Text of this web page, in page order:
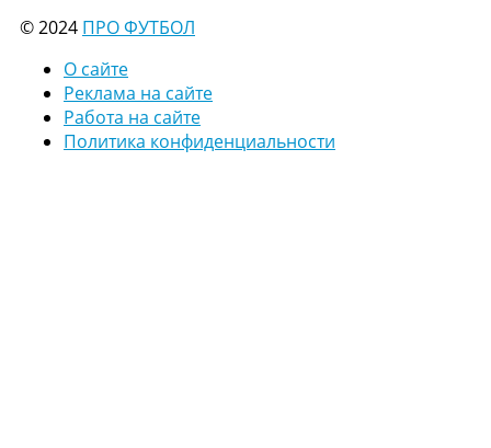
© 2024 ПРО ФУТБОЛ
О сайте
Реклама на сайте
Работа на сайте
Политика конфиденциальности